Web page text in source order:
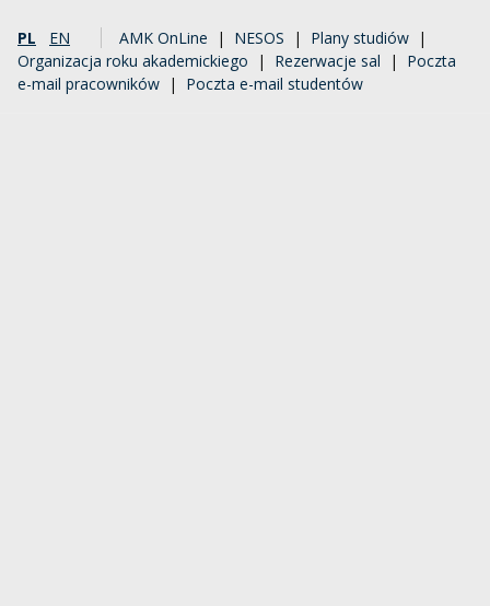
PL EN AMK OnLine | NESOS | Plany studiów |
Organizacja roku akademickiego | Rezerwacje sal | Poczta
e-mail pracowników | Poczta e-mail studentów